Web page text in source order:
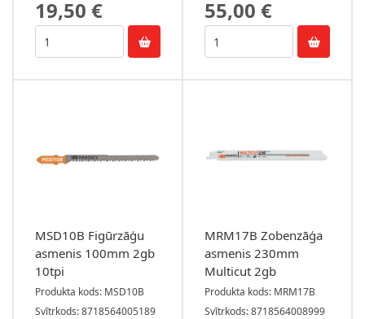
19,50 € 55,00 €
MSD10B Figūrzāģu
asmenis 100mm 2gb
10tpi
Produkta kods: MSD10B
Svītrkods: 8718564005189
MRM17B Zobenzāģa
asmenis 230mm
Multicut 2gb
Produkta kods: MRM17B
Svītrkods: 8718564008999